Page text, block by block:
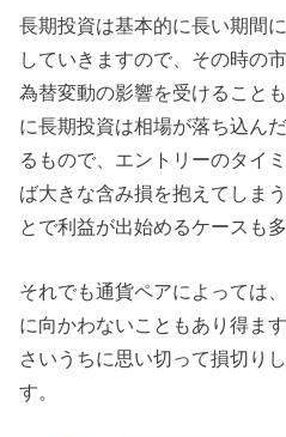
長期投資は基本的に長い期間
していきますので、その時の
為替変動の影響を受けること
に長期投資は相場が落ち込ん
るもので、エントリーのタイ
ば大きな含み損を抱えてしま
とで利益が出始めるケースも多
それでも通貨ペアによっては
に向かわないこともあり得ま
さいうちに思い切って損切り
す。